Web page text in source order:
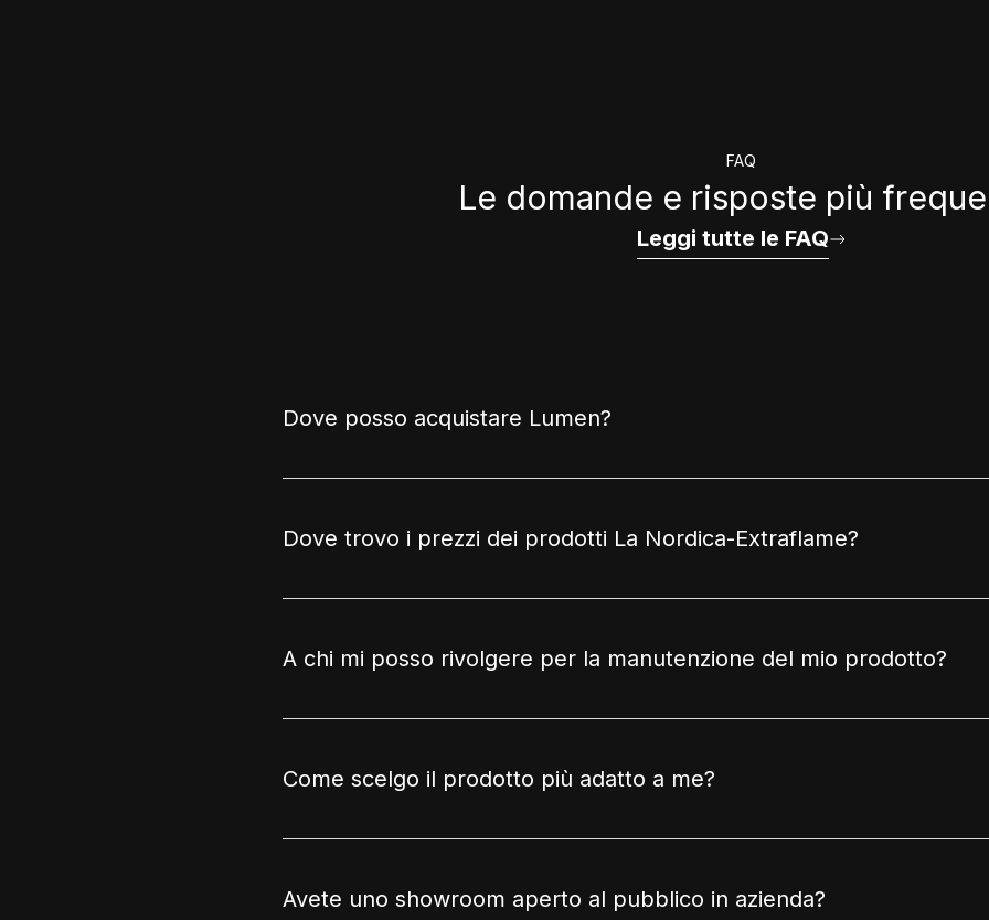
FAQ
Le domande e risposte più
Leggi tutte le FAQ
Dove posso acquistare Lumen?
Dove trovo i prezzi dei prodotti La Nordica-Extraflame?
A chi mi posso rivolgere per la manutenzione del mio prodotto?
Come scelgo il prodotto più adatto a me?
Avete uno showroom aperto al pubblico in azienda?